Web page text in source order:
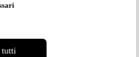
tuttiColombia